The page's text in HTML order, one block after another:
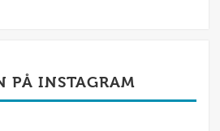
PÅ INSTAGRAM